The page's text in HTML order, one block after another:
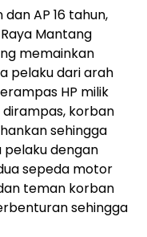
AP 16 tahun,
Mantang
memainkan
pelaku dari arah
HP milik
dirampas, korban
sehingga
dengan
sepeda motor
teman korban
sehingga